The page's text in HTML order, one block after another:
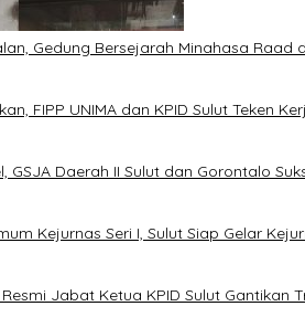
Gedung Bersejarah Minahasa Raad
FIPP UNIMA dan KPID Sulut Teken
GSJA Daerah II Sulut dan Gorontalo
Kejurnas Seri I, Sulut Siap Gelar
Jabat Ketua KPID Sulut Gantikan